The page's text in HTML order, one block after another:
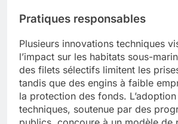
Pratiques responsables
Plusieurs innovations techniques
l’impact sur les habitats sous-
des filets sélectifs limitent les
tandis que des engins à faible
la protection des fonds.
techniques, soutenue par des